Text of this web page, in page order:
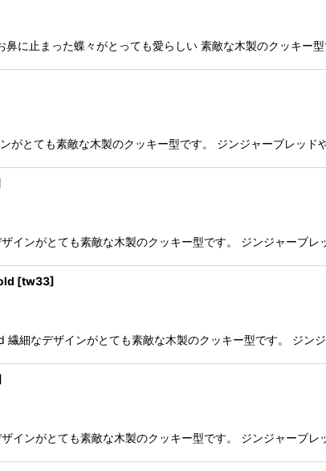
に止まった蝶々がとっても愛らしい 素敵な木製のクッキー
とても素敵な木製のクッキー型です。 ジンジャーブレッド
ンがとても素敵な木製のクッキー型です。 ジンジャーブ
[tw33]
細なデザインがとても素敵な木製のクッキー型です。 ジン
ンがとても素敵な木製のクッキー型です。 ジンジャーブ